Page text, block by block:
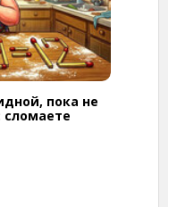
пока не
сломаете